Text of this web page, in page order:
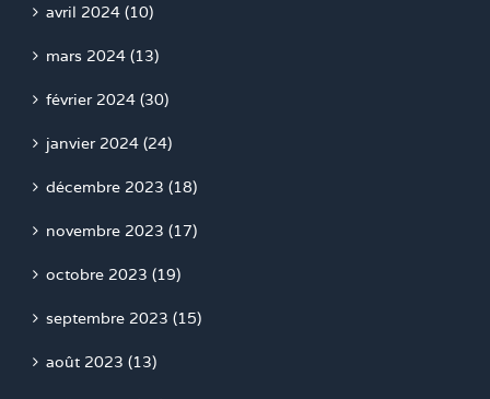
avril 2024 (10)
mars 2024 (13)
février 2024 (30)
janvier 2024 (24)
décembre 2023 (18)
novembre 2023 (17)
octobre 2023 (19)
septembre 2023 (15)
août 2023 (13)